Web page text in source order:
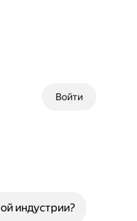
Войти
индустрии?